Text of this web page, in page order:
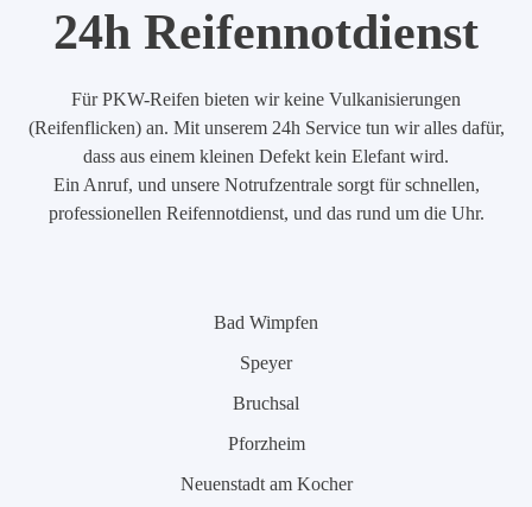
24h Reifennotdienst
Für PKW-Reifen bieten wir keine Vulkanisierungen
(Reifenflicken) an. Mit unserem 24h Service tun wir alles dafür,
dass aus einem kleinen Defekt kein Elefant wird.
Ein Anruf, und unsere Notrufzentrale sorgt für schnellen,
professionellen Reifennotdienst, und das rund um die Uhr.
Bad Wimpfen
Speyer
Bruchsal
Pforzheim
Neuenstadt am Kocher